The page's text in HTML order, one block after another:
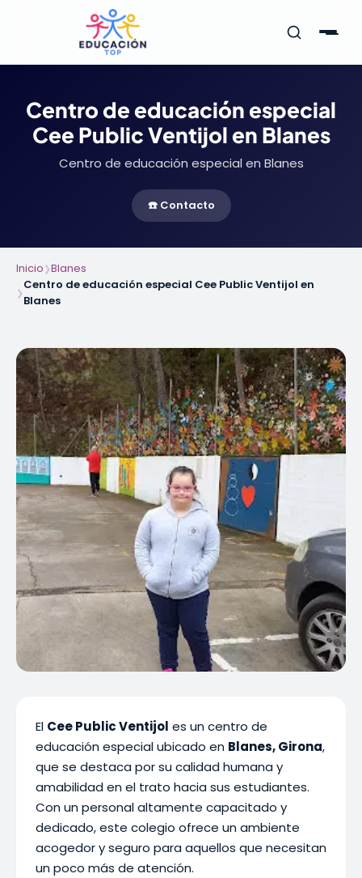
Centro de educación especial
Cee Public Ventijol en Blanes
Centro de educación especial en Blanes
☎️ Contacto
Inicio❯Blanes
❯
Centro de educación especial Cee Public Ventijol en
Blanes
El Cee Public Ventijol es un centro de
educación especial ubicado en Blanes, Girona,
que se destaca por su calidad humana y
amabilidad en el trato hacia sus estudiantes.
Con un personal altamente capacitado y
dedicado, este colegio ofrece un ambiente
acogedor y seguro para aquellos que necesitan
un poco más de atención.